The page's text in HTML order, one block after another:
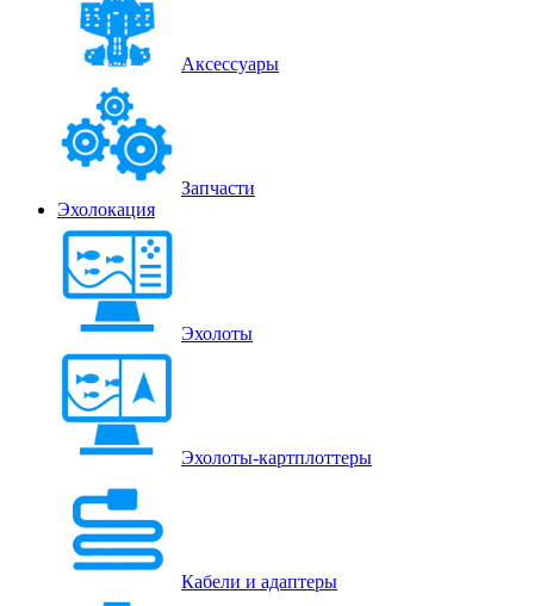
Аксессуары
Запчасти
Эхолокация
Эхолоты
Эхолоты-картплоттеры
Кабели и адаптеры